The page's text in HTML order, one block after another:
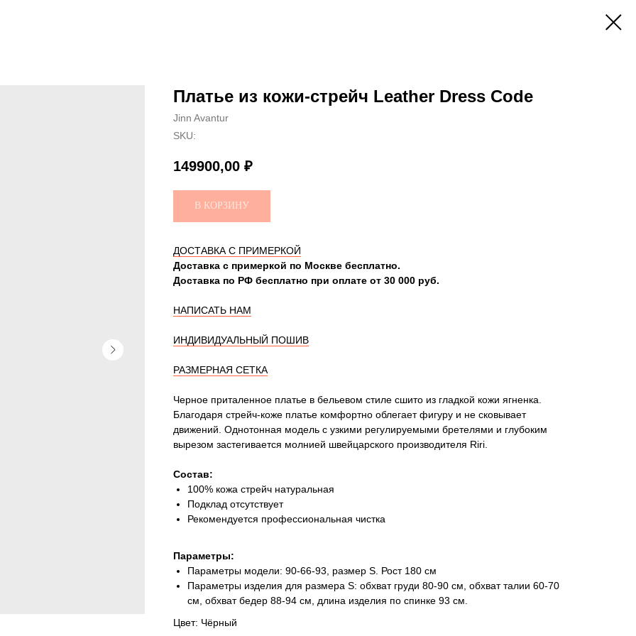
Платье из кожи-стрейч Leather Dress Code
Jinn Avantur
SKU:
149900,00 ₽
В КОРЗИНУ
ДОСТАВКА С ПРИМЕРКОЙ
Доставка с примеркой по Москве бесплатно.
Доставка по РФ бесплатно при оплате от 30 000 руб.
НАПИСАТЬ НАМ
ИНДИВИДУАЛЬНЫЙ ПОШИВ
РАЗМЕРНАЯ СЕТКА
Черное приталенное платье в бельевом стиле сшито из гладкой кожи ягненка.
Благодаря стрейч-коже платье комфортно облегает фигуру и не сковывает
движений. Однотонная модель с узкими регулируемыми бретелями и глубоким
вырезом застегивается молнией швейцарского производителя Riri.
Состав:
100% кожа стрейч натуральная
Подклад отсутствует
Рекомендуется профессиональная чистка
Параметры:
Параметры модели: 90-66-93, размер S. Рост 180 см
Параметры изделия для размера S: обхват груди 80-90 см, обхват талии 60-70
см, обхват бедер 88-94 см, длина изделия по спинке 93 см.
Цвет: Чёрный